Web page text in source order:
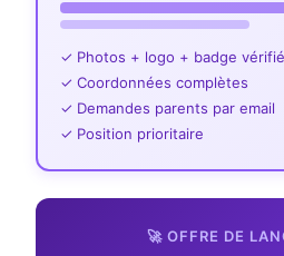
✓ Photos + logo + badge vérifié
✓ Coordonnées complètes
✓ Demandes parents par email
✓ Position prioritaire
🚀 OFFRE DE